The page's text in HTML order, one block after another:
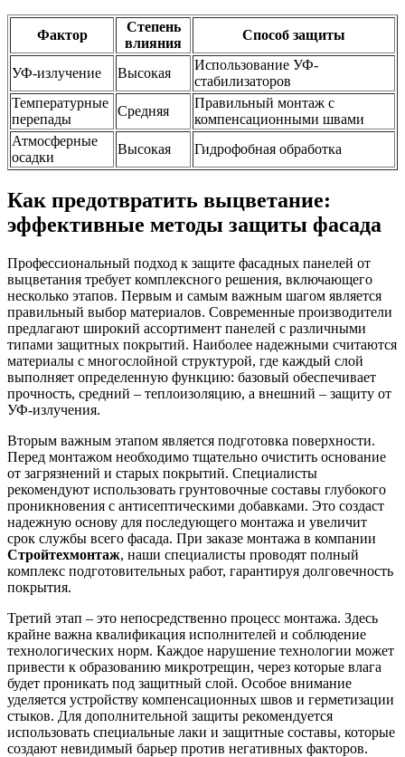
Фактор
Степень
влияния
Способ защиты
УФ-излучение Высокая
Использование УФ-
стабилизаторов
Температурные
перепады
Средняя
Правильный монтаж с
компенсационными швами
Атмосферные
осадки
Высокая Гидрофобная обработка
Как предотвратить выцветание:
эффективные методы защиты фасада
Профессиональный подход к защите фасадных панелей от
выцветания требует комплексного решения, включающего
несколько этапов. Первым и самым важным шагом является
правильный выбор материалов. Современные производители
предлагают широкий ассортимент панелей с различными
типами защитных покрытий. Наиболее надежными считаются
материалы с многослойной структурой, где каждый слой
выполняет определенную функцию: базовый обеспечивает
прочность, средний – теплоизоляцию, а внешний – защиту от
УФ-излучения.
Вторым важным этапом является подготовка поверхности.
Перед монтажом необходимо тщательно очистить основание
от загрязнений и старых покрытий. Специалисты
рекомендуют использовать грунтовочные составы глубокого
проникновения с антисептическими добавками. Это создаст
надежную основу для последующего монтажа и увеличит
срок службы всего фасада. При заказе монтажа в компании
Стройтехмонтаж, наши специалисты проводят полный
комплекс подготовительных работ, гарантируя долговечность
покрытия.
Третий этап – это непосредственно процесс монтажа. Здесь
крайне важна квалификация исполнителей и соблюдение
технологических норм. Каждое нарушение технологии может
привести к образованию микротрещин, через которые влага
будет проникать под защитный слой. Особое внимание
уделяется устройству компенсационных швов и герметизации
стыков. Для дополнительной защиты рекомендуется
использовать специальные лаки и защитные составы, которые
создают невидимый барьер против негативных факторов.